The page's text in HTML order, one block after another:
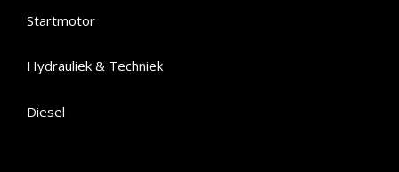
Startmotor
Hydrauliek & Techniek
Diesel